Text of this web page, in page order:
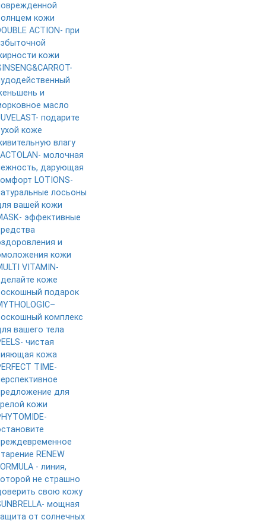
кожи
ACTION- при
кожи
и
масло
подарите
коже
влагу
молочная
дарующая
LOTIONS-
лосьоны
вашей кожи
эффективные
и
кожи
VITAMIN-
коже
подарок
комплекс
вашего тела
чистая
кожа
TIME-
для
кожи
RENEW
- линия,
не страшно
свою кожу
мощная
от солнечных